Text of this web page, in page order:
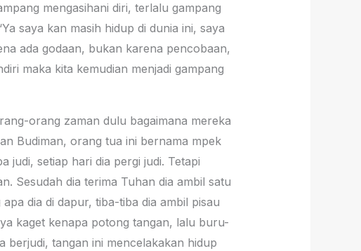
mengasihani diri, terlalu gampang
saya kan masih hidup di dunia ini, saya
ada godaan, bukan karena pencobaan,
maka kita kemudian menjadi gampang
orang zaman dulu bagaimana mereka
Budiman, orang tua ini bernama mpek
judi, setiap hari dia pergi judi. Tetapi
Sesudah dia terima Tuhan dia ambil satu
dia di dapur, tiba-tiba dia ambil pisau
kaget kenapa potong tangan, lalu buru-
berjudi, tangan ini mencelakakan hidup